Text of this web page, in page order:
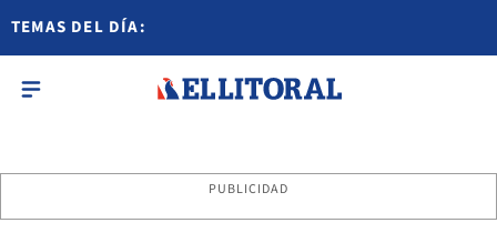
TEMAS DEL DÍA:
PUBLICIDAD